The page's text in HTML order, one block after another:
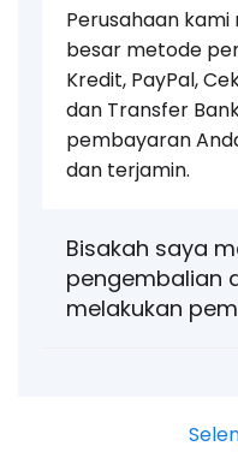
Perusahaan
besar metode
Kredit, PayPal,
dan Transfer
pembayaran
dan terjamin.
Bisakah saya
pengembalian
melakukan